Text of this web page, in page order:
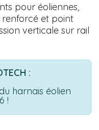
pour éoliennes,
et point
verticale sur rail
:
harnais éolien
!